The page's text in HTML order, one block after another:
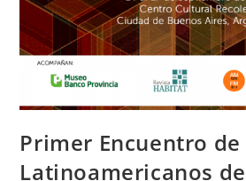
Primer Encuentro
Latinoamericanos de